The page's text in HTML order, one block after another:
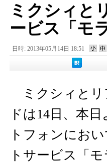
ミクシィと
ービス「モ
日時: 2013年05月14日 18:51
ミクシィとリ
ドは14日、本
トフォンにお
トサービス「